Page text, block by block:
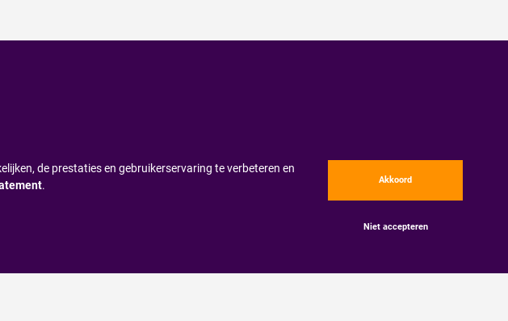
de prestaties en gebruikerservaring te verbeteren en
. Akkoord
Niet accepteren